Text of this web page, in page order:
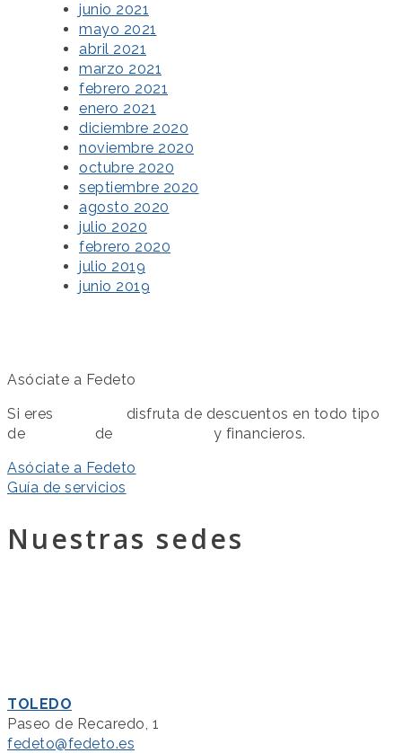
junio 2021
mayo 2021
abril 2021
marzo 2021
febrero 2021
enero 2021
diciembre 2020
noviembre 2020
octubre 2020
septiembre 2020
agosto 2020
julio 2020
febrero 2020
julio 2019
junio 2019
Asóciate a Fedeto
Si eres
disfruta de descuentos en todo tipo
de
de
y financieros.
Asóciate a Fedeto
Guía de servicios
Nuestras sedes
TOLEDO
Paseo de Recaredo, 1
fedeto@fedeto.es